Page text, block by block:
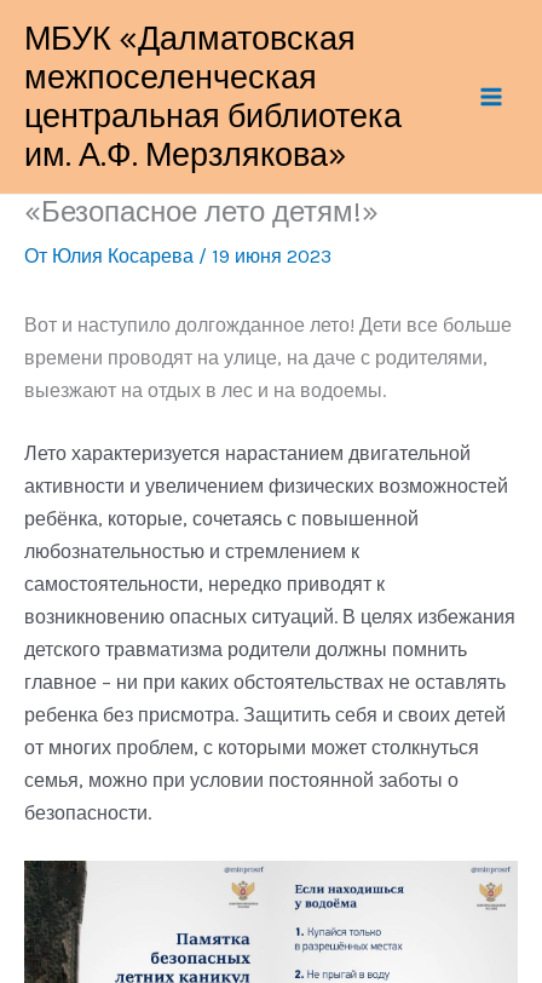
содержимому
МБУК «Далматовская
межпоселенческая
центральная библиотека
им. А.Ф. Мерзлякова»
«Безопасное лето детям!»
От Юлия Косарева / 19 июня 2023
Вот и наступило долгожданное лето! Дети все больше
времени проводят на улице, на даче с родителями,
выезжают на отдых в лес и на водоемы.
Лето характеризуется нарастанием двигательной
активности и увеличением физических возможностей
ребёнка, которые, сочетаясь с повышенной
любознательностью и стремлением к
самостоятельности, нередко приводят к
возникновению опасных ситуаций. В целях избежания
детского травматизма родители должны помнить
главное – ни при каких обстоятельствах не оставлять
ребенка без присмотра. Защитить себя и своих детей
от многих проблем, с которыми может столкнуться
семья, можно при условии постоянной заботы о
безопасности.